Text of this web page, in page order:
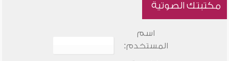
مكتبتك الصوتية
اسم
المستخدم: